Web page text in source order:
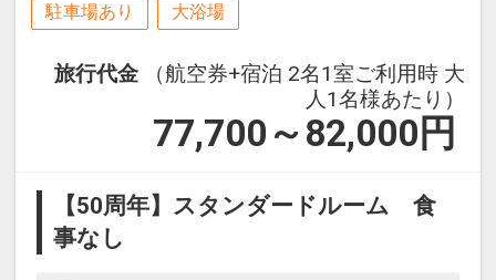
駐車場あり 大浴場
旅行代金
（航空券+宿泊 2名1室ご利用時 大
人1名様あたり）
77,700～82,000 円
【50周年】スタンダードルーム 食
事なし